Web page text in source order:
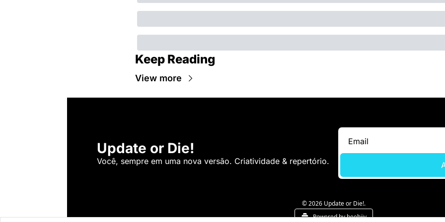
Keep Reading
View more
Update or Die!
Você, sempre em uma nova versão. Criatividade & repertório.
© 2026 Update or Die!.
Powered by beehiiv